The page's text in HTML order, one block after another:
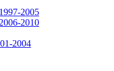
2005
2010
2004